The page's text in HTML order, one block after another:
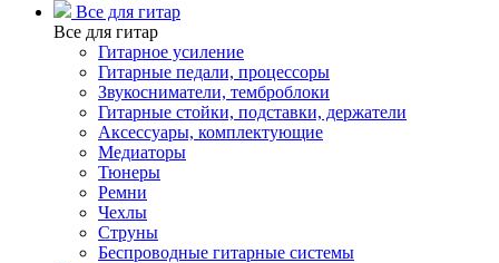
Все для гитар
Все для гитар
Гитарное усиление
Гитарные педали, процессоры
Звукосниматели, темброблоки
Гитарные стойки, подставки, держатели
Аксессуары, комплектующие
Медиаторы
Тюнеры
Ремни
Чехлы
Струны
Беспроводные гитарные системы